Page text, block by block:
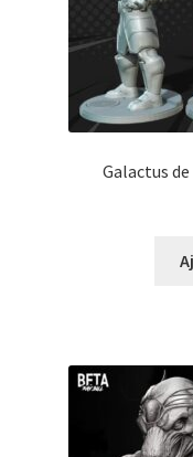
Galactus